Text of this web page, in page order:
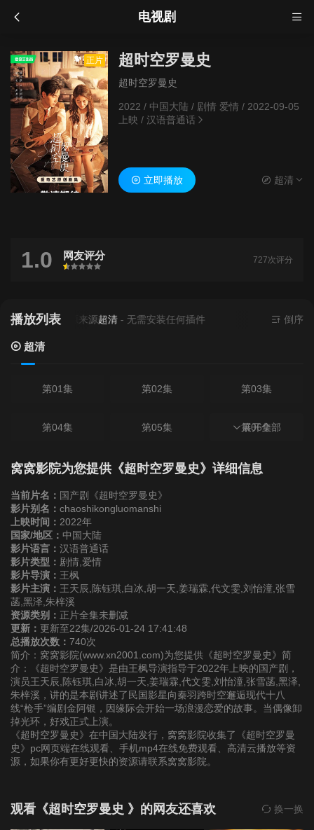
电视剧
正片 超时空罗曼史
超时空罗曼史
2022 / 中国大陆 / 剧情 爱情/ 2022-09-05
上映 / 汉语普通话
立即播放 超清
1.0 网友评分
很差
较差还行推荐力荐
727次评分
播放列表
当前资源来源超清- 无需安装任何插件 倒序
超清
第01集 第02集 第03集
第04集 第05集 第06集
第07集 第08集 第09集
第10集 第11集
第13集
第16集 第17集 第18集
第19集
第22集
展开全部
窝窝影院为您提供《超时空罗曼史》详细信息
当前片名： 国产剧《超时空罗曼史》
影片别名： chaoshikongluomanshi
上映时间： 2022年
国家/地区： 中国大陆
影片语言： 汉语普通话
影片类型： 剧情,爱情
影片导演： 王枫
影片主演： 王天辰,陈钰琪,白冰,胡一天,姜瑞霖,代文雯,刘怡潼,张雪
菡,黑泽,朱梓溪
资源类别： 正片全集未删减
更新： 更新至22集/2026-01-24 17:41:48
总播放次数： 740次
简介：窝窝影院(www.xn2001.com)为您提供《超时空罗曼史》简
介：《超时空罗曼史》是由王枫导演指导于2022年上映的国产剧，
演员王天辰,陈钰琪,白冰,胡一天,姜瑞霖,代文雯,刘怡潼,张雪菡,黑泽,
朱梓溪，讲的是本剧讲述了民国影星向秦羽跨时空邂逅现代十八
线“枪手”编剧金阿银，因缘际会开始一场浪漫恋爱的故事。当偶像卸
掉光环，好戏正式上演。
《超时空罗曼史》在中国大陆发行，窝窝影院收集了《超时空罗曼
史》pc网页端在线观看、手机mp4在线免费观看、高清云播放等资
源，如果你有更好更快的资源请联系窝窝影院。
观看《超时空罗曼史 》的网友还喜欢 换一换